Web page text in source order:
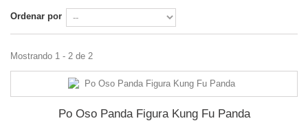
Ordenar por
Mostrando 1 - 2 de 2
Po Oso Panda Figura Kung Fu Panda